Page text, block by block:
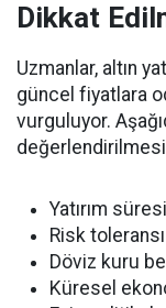
Dikkat
Uzmanlar, altın
güncel fiyatlara
vurguluyor.
Yatırım süresi
Risk toleransı
Döviz kuru
Küresel